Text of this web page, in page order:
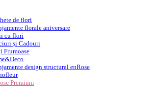
de flori
florale aniversare
cu flori
și Cadouri
Frumoase
design structural enRose
Premium